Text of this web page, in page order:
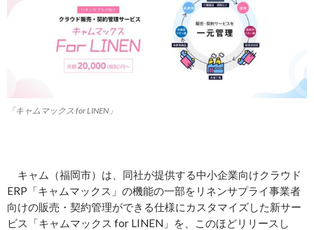
「キャムマックス for LINEN」
キャム（福岡市）は、同社が提供する中小企業向けクラウド
ERP「キャムマックス」の機能の一部をリネンサプライ事業者
向けの販売・契約管理ができる仕様にカスタマイズした新サー
ビス「キャムマックス for LINEN」を、このほどリリースし